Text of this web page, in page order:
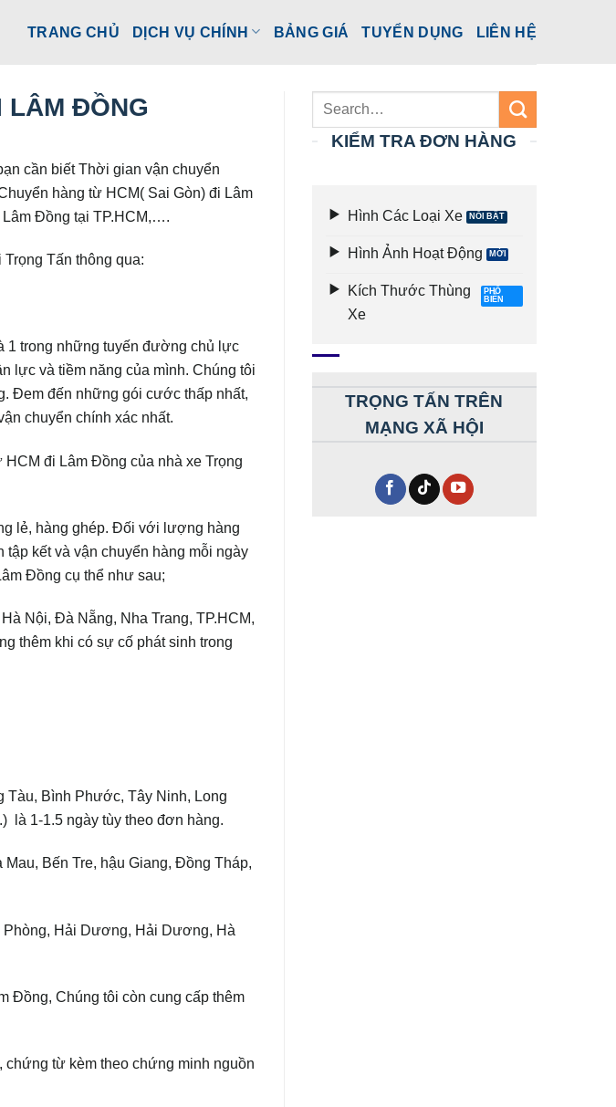
TRANG CHỦ DỊCH VỤ CHÍNH BẢNG GIÁ TUYỂN DỤNG LIÊN HỆ
LÂM ĐỒNG
cần biết Thời gian vận chuyển
hàng từ HCM( Sai Gòn) đi Lâm
Đồng tại TP.HCM,….
Tấn thông qua:
1 trong những tuyến đường chủ lực
lực và tiềm năng của mình. Chúng tôi
Đem đến những gói cước thấp nhất,
chuyển chính xác nhất.
đi Lâm Đồng của nhà xe Trọng
lẻ, hàng ghép. Đối với lượng hàng
kết và vận chuyển hàng mỗi ngày
Đồng cụ thể như sau;
Nội, Đà Nẵng, Nha Trang, TP.HCM,
thêm khi có sự cố phát sinh trong
Tàu, Bình Phước, Tây Ninh, Long
1-1.5 ngày tùy theo đơn hàng.
Bến Tre, hậu Giang, Đồng Tháp,
Phòng, Hải Dương, Hải Dương, Hà
Đồng, Chúng tôi còn cung cấp thêm
từ kèm theo chứng minh nguồn
KIỂM TRA ĐƠN HÀNG
Hình Các Loại Xe
Hình Ảnh Hoạt Động
Kích Thước Thùng
Xe
TRỌNG TẤN TRÊN
MẠNG XÃ HỘI